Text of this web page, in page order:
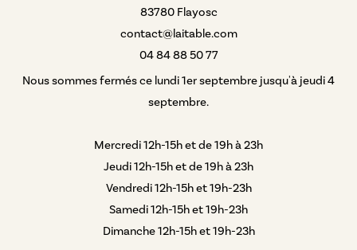
83780 Flayosc
contact@laitable.com
04 84 88 50 77
Nous sommes fermés ce lundi 1er septembre jusqu'à jeudi 4
septembre.
Mercredi 12h-15h et de 19h à 23h
Jeudi 12h-15h et de 19h à 23h
Vendredi 12h-15h et 19h-23h
Samedi 12h-15h et 19h-23h
Dimanche 12h-15h et 19h-23h